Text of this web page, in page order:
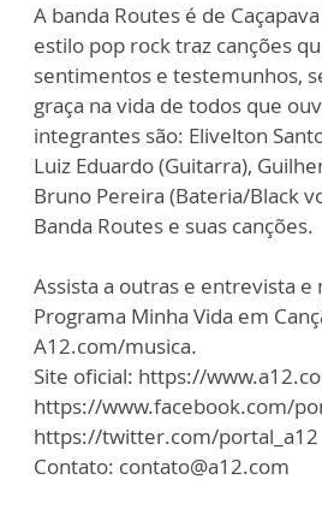
A banda Routes é de
estilo pop rock traz canções
sentimentos e testemunhos,
graça na vida de todos que
integrantes são: Elivelton
Luiz Eduardo (Guitarra),
Bruno Pereira (Bateria/Black
Banda Routes e suas canções.
Assista a outras e entrevista e
Programa Minha Vida em
A12.com/musica.
Site oficial: https://
https://www.facebook.com/
https://twitter.com/portal_a12
Contato: contato@a12.com